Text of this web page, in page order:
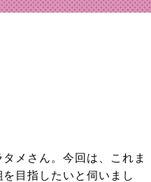
メさん。今回は、これま
目指したいと伺いまし